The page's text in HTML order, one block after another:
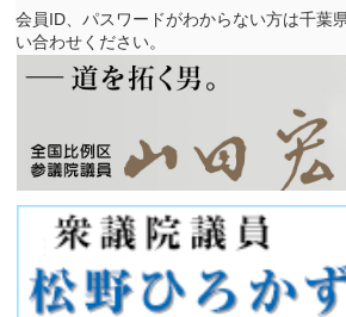
会員ID、パスワードがわからない方は千葉
い合わせください。